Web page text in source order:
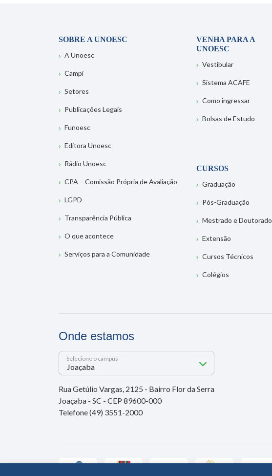
SOBRE A UNOESC
A Unoesc
Campi
Setores
Publicações Legais
Funoesc
Editora Unoesc
Rádio Unoesc
CPA – Comissão Própria de Avaliação
LGPD
Transparência Pública
O que acontece
Serviços para a Comunidade
VENHA PARA A
UNOESC
Vestibular
Sistema ACAFE
Como ingressar
Bolsas de Estudo
CURSOS
Graduação
Pós-Graduação
Mestrado e Doutorado
Extensão
Cursos Técnicos
Colégios
Onde estamos
Selecione o campus
Rua Getúlio Vargas, 2125 - Bairro Flor da Serra
Joaçaba - SC - CEP 89600-000
Telefone (49) 3551-2000